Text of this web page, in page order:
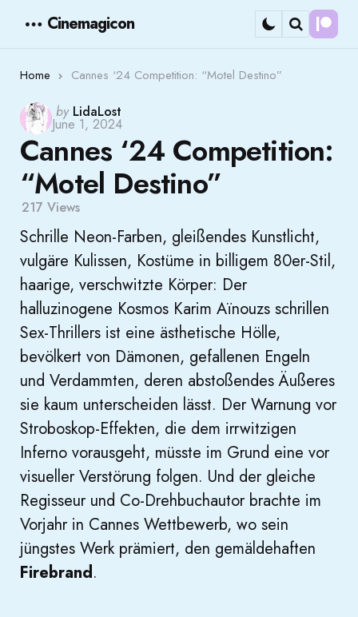
Cinemagicon
Search
Home Cannes ‘24 Competition: “Motel Destino”
Posted
by
by LidaLost
June 1, 2024
Cannes ‘24 Competition:
“Motel Destino”
217 Views
Schrille Neon-Farben, gleißendes Kunstlicht,
vulgäre Kulissen, Kostüme in billigem 80er-Stil,
haarige, verschwitzte Körper: Der
halluzinogene Kosmos Karim Aïnouzs schrillen
Sex-Thrillers ist eine ästhetische Hölle,
bevölkert von Dämonen, gefallenen Engeln
und Verdammten, deren abstoßendes Äußeres
sie kaum unterscheiden lässt. Der Warnung vor
Stroboskop-Effekten, die dem irrwitzigen
Inferno vorausgeht, müsste im Grund eine vor
visueller Verstörung folgen. Und der gleiche
Regisseur und Co-Drehbuchautor brachte im
Vorjahr in Cannes Wettbewerb, wo sein
jüngstes Werk prämiert, den gemäldehaften
Firebrand.